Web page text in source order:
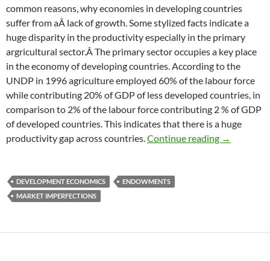
common reasons, why economies in developing countries
suffer from aÂ lack of growth. Some stylized facts indicate a
huge disparity in the productivity especially in the primary
argricultural sector.Â The primary sector occupies a key place
in the economy of developing countries. According to the
UNDP in 1996 agriculture employed 60% of the labour force
while contributing 20% of GDP of less developed countries, in
comparison to 2% of the labour force contributing 2 % of GDP
of developed countries. This indicates that there is a huge
productivity gap across countries.Continue reading Inverse
→
DEVELOPMENT ECONOMICS
ENDOWMENTS
MARKET IMPERFECTIONS